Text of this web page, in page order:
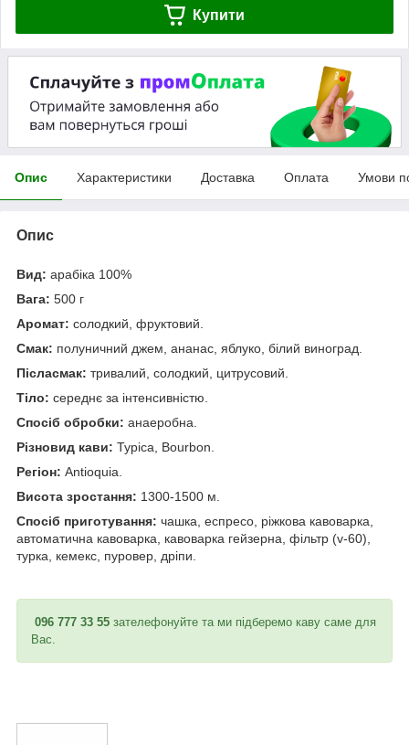
Купити
Опис Характеристики Доставка Оплата Умови
Опис
Вид: арабіка 100%
Вага: 500 г
Аромат: солодкий, фруктовий.
Смак: полуничний джем, ананас, яблуко, білий виноград.
Післасмак: тривалий, солодкий, цитрусовий.
Тіло: середнє за інтенсивністю.
Спосіб обробки: анаеробна.
Різновид кави: Typica, Bourbon.
Регіон: Antioquia.
Висота зростання: 1300-1500 м.
Спосіб приготування: чашка, еспресо, ріжкова кавоварка,
автоматична кавоварка, кавоварка гейзерна, фільтр (v-60),
турка, кемекс, пуровер, дріпи.
096 777 33 55 зателефонуйте та ми підберемо каву саме для
Вас.